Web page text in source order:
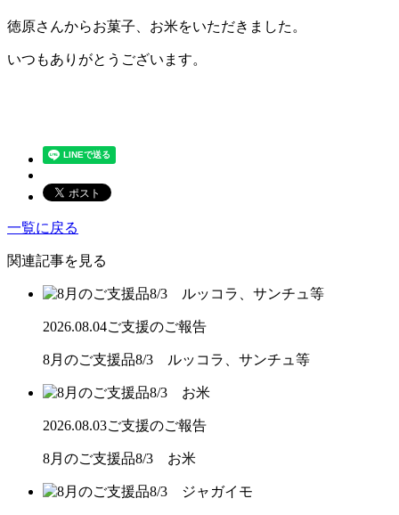
徳原さんからお菓子、お米をいただきました。
いつもありがとうございます。
一覧に戻る
関連記事を見る
2026.08.04ご支援のご報告
8月のご支援品8/3 ルッコラ、サンチュ等
2026.08.03ご支援のご報告
8月のご支援品8/3 お米